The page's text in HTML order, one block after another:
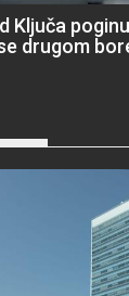
Ključa
drugom